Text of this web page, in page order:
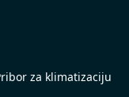
za klimatizaciju